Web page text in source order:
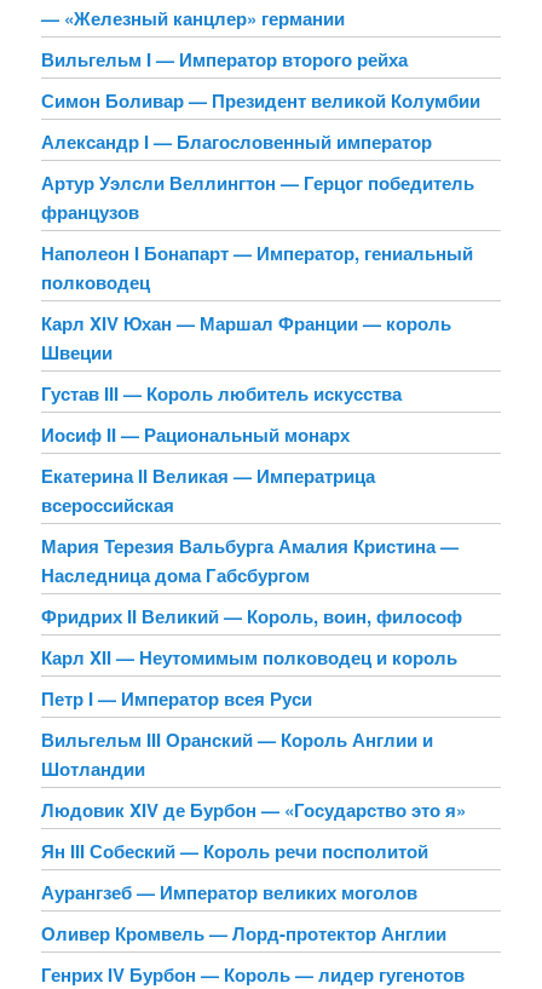
— «Железный канцлер» германии
Вильгельм I — Император второго рейха
Симон Боливар — Президент великой Колумбии
Александр I — Благословенный император
Артур Уэлсли Веллингтон — Герцог победитель
французов
Наполеон I Бонапарт — Император, гениальный
полководец
Карл XIV Юхан — Маршал Франции — король
Швеции
Густав III — Король любитель искусства
Иосиф II — Рациональный монарх
Екатерина II Великая — Императрица
всероссийская
Мария Терезия Вальбурга Амалия Кристина —
Наследница дома Габсбургом
Фридрих II Великий — Король, воин, философ
Карл XII — Неутомимым полководец и король
Петр I — Император всея Руси
Вильгельм III Оранский — Король Англии и
Шотландии
Людовик XIV де Бурбон — «Государство это я»
Ян III Собеский — Король речи посполитой
Аурангзеб — Император великих моголов
Оливер Кромвель — Лорд-протектор Англии
Генрих IV Бурбон — Король — лидер гугенотов